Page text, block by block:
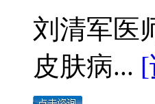
刘清军医
皮肤病... [